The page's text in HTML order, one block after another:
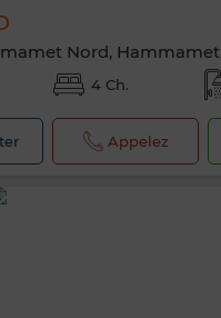
Nord, Hammamet
4 Ch.
Appelez